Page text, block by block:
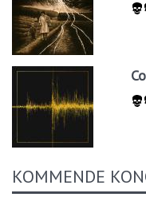
KOMMENDE